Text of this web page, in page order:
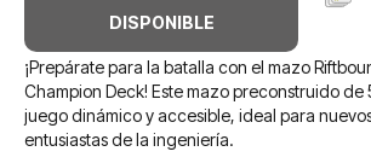
DISPONIBLE
¡Prepárate para la batalla con el mazo
Champion Deck! Este mazo preconstruido de
juego dinámico y accesible, ideal para
entusiastas de la ingeniería.